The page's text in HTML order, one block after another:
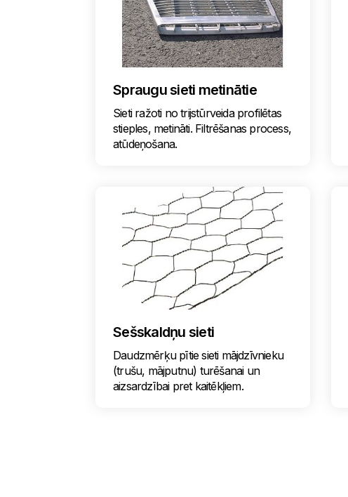
Spraugu sieti metinātie
Sieti ražoti no trijstūrveida profilētas
stieples, metināti. Filtrēšanas process,
atūdeņošana.
Sešskaldņu sieti
Daudzmērķu pītie sieti mājdzīvnieku
(trušu, mājputnu) turēšanai un
aizsardzībai pret kaitēkļiem.